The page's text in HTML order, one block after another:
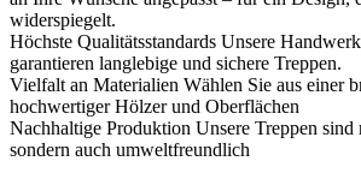
widerspiegelt.
Höchste Qualitätsstandards Unsere
garantieren langlebige und sichere Treppen.
Vielfalt an Materialien Wählen Sie aus einer
hochwertiger Hölzer und Oberflächen
Nachhaltige Produktion Unsere Treppen sind
sondern auch umweltfreundlich